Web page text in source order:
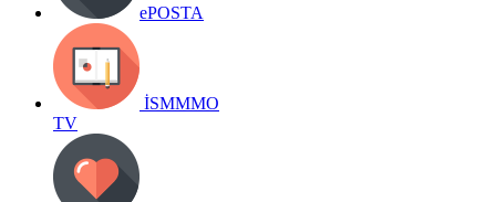
ePOSTA
İSMMMO
TV